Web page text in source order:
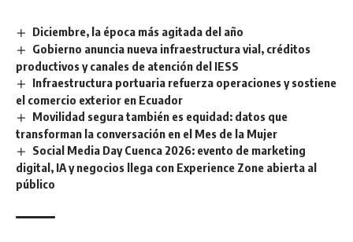
Diciembre, la época más agitada del año
Gobierno anuncia nueva infraestructura vial, créditos
productivos y canales de atención del IESS
Infraestructura portuaria refuerza operaciones y sostiene
el comercio exterior en Ecuador
Movilidad segura también es equidad: datos que
transforman la conversación en el Mes de la Mujer
Social Media Day Cuenca 2026: evento de marketing
digital, IA y negocios llega con Experience Zone abierta al
público